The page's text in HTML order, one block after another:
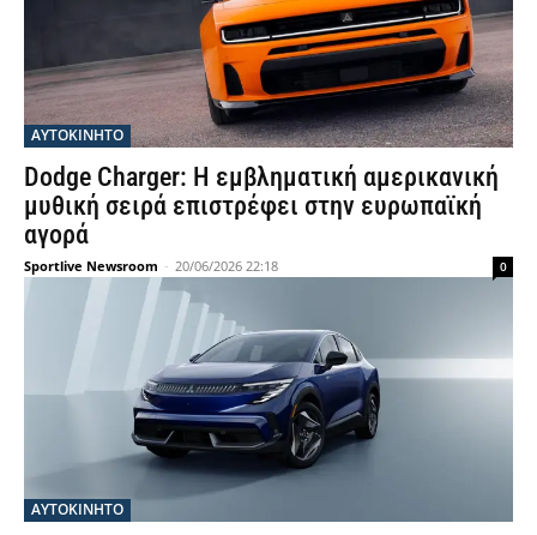
ΑΥΤΟΚΙΝΗΤΟ
Dodge Charger: Η εμβληματική αμερικανική
μυθική σειρά επιστρέφει στην ευρωπαϊκή
αγορά
Sportlive Newsroom - 20/06/2026 22:18 0
ΑΥΤΟΚΙΝΗΤΟ